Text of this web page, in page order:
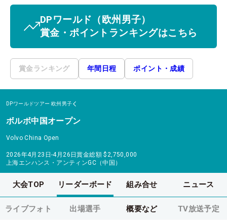
DPワールド （欧州男子）
賞金・ポイントランキングはこちら
賞金ランキング 年間日程 ポイント・成績
DPワールドツアー 欧州男子
ボルボ中国オープン
Volvo China Open
2026年4月23日-4月26日賞金総額 $2,750,000
上海エンハンス・アンティンGC（中国）
大会TOP リーダーボード 組み合せ ニュース
ライブフォト 出場選手 概要など TV放送予定